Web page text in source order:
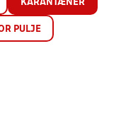
KARANTÆNER
PULJE